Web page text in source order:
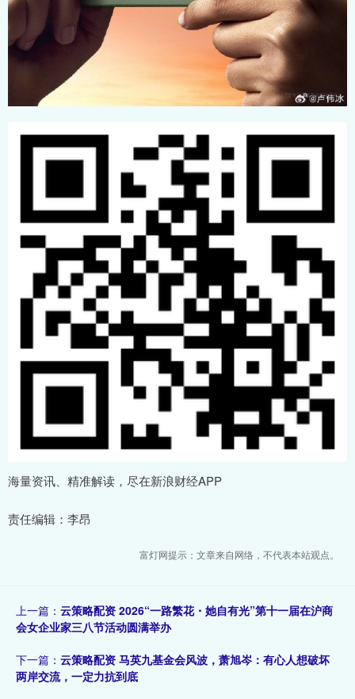
海量资讯、精准解读，尽在新浪财经APP
责任编辑：李昂
富灯网提示：文章来自网络，不代表本站观点。
上一篇： 云策略配资 2026“一路繁花・她自有光”第十一届在沪商
会女企业家三八节活动圆满举办
下一篇： 云策略配资 马英九基金会风波，萧旭岑：有心人想破坏
两岸交流，一定力抗到底